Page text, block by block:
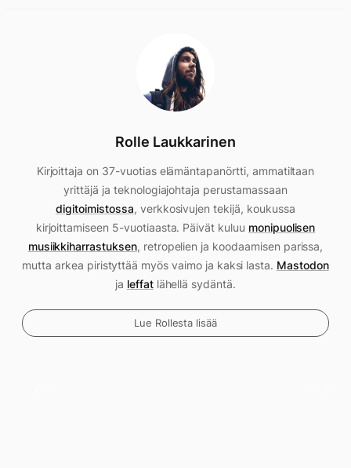
Rolle Laukkarinen
Kirjoittaja on 37-vuotias elämäntapanörtti, ammatiltaan
yrittäjä ja teknologiajohtaja perustamassaan
digitoimistossa, verkkosivujen tekijä, koukussa
kirjoittamiseen 5-vuotiaasta. Päivät kuluu monipuolisen
musiikkiharrastuksen, retropelien ja koodaamisen parissa,
mutta arkea piristyttää myös vaimo ja kaksi lasta. Mastodon
ja leffatlähellä sydäntä.
Lue Rollesta lisää